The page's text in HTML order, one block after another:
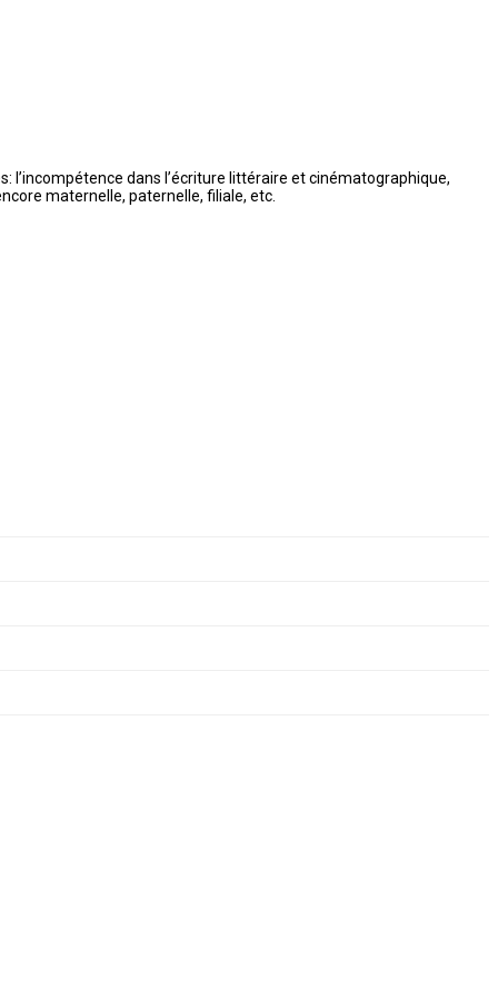
l’incompétence dans l’écriture littéraire et cinématographique,
maternelle, paternelle, filiale, etc.